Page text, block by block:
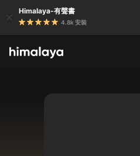
Himalaya-有聲書
4.8k 安裝